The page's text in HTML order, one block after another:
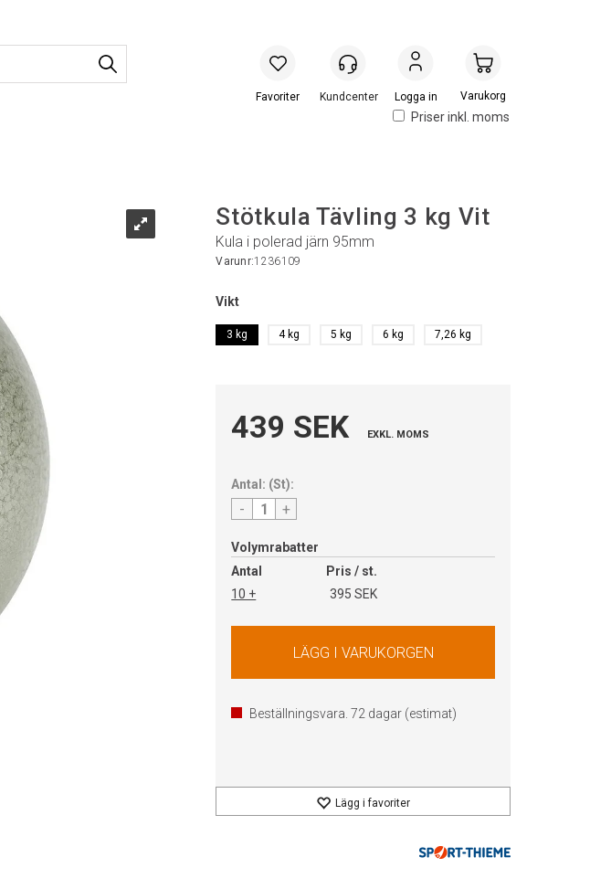
Priser inkl. moms
Logga in Handlevogn
Stötkula Tävling 3 kg Vit
Kula i polerad järn 95mm
Varunr:1236109
Vikt
3 kg 4 kg 5 kg 6 kg 7,26 kg
439 SEK EXKL. MOMS
Antal: (St):
- +
Volymrabatter
Antal
Pris / st.
10 +
395 SEK
Beställningsvara.72 dagar (estimat)
Lägg i favoriter